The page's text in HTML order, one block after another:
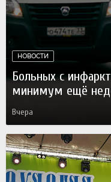
НОВОСТИ
Больных с
минимум ещё
Вчера